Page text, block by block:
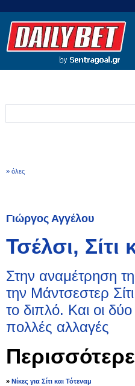
» όλες
Γιώργος Αγγέλου
Τσέλσι, Σίτι
Στην αναμέτρηση
την Μάντσεστερ
το διπλό. Και οι
πολλές αλλαγές
» Νίκες για Σίτι και Τότεναμ